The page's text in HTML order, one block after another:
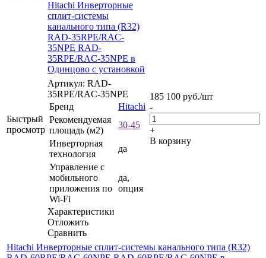
Быстрый
просмотр
Hitachi Инверторные
сплит-системы
канального типа (R32)
RAD-35RPE/RAC-
35NPE RAD-
35RPE/RAC-35NPE в
Одинцово с установкой
Артикул: RAD-
35RPE/RAC-35NPE
Бренд
Hitachi
Рекомендуемая
площадь (м2)
30-45
Инверторная
технология
да
Управление c
мобильного
приложения по
Wi-Fi
да,
опция
Характеристики
Отложить
Сравнить
185 100 руб./шт
-
+
В корзину
Hitachi Инверторные сплит-системы канального типа (R32)